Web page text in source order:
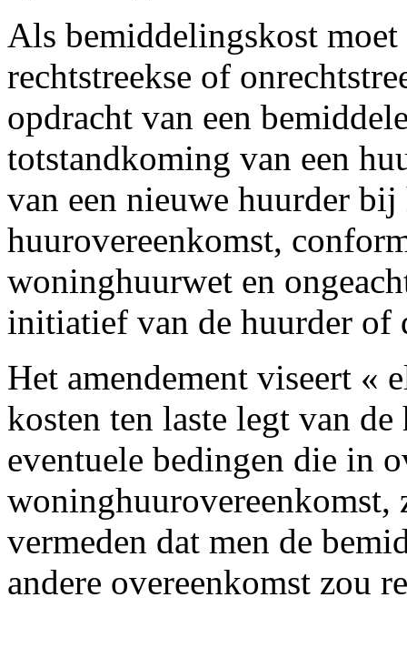
Als bemiddelingskost
rechtstreekse of
opdracht van een
totstandkoming van een
van een nieuwe huurder
huurovereenkomst,
woninghuurwet en
initiatief van de huurder of
Het amendement viseert «
kosten ten laste legt van
eventuele bedingen die in
vermeden dat men de
andere overeenkomst zou